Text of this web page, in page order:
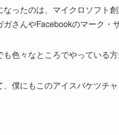
なったのは、マイクロソフト
ガさんやFacebookのマーク・
も色々なところでやっている方
、僕にもこのアイスバケツチ